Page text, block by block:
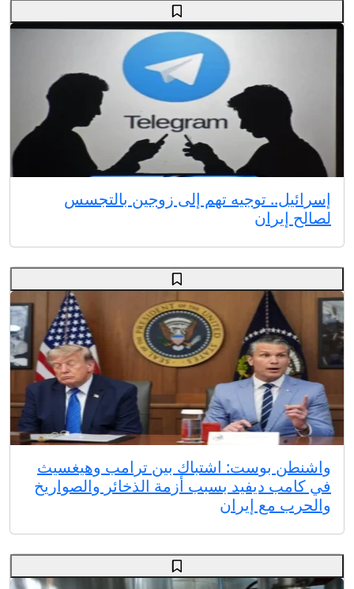
إسرائيل.. توجيه تهم إلى زوجين بالتجسس
لصالح إيران
واشنطن بوست: اشتباك بين ترامب وهيغسيث
في كامب ديفيد بسبب أزمة الذخائر والصواريخ
والحرب مع إيران